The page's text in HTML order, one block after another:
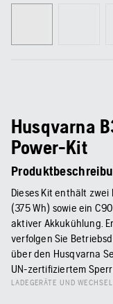
Husqvarna
Power-Kit
Dieses Kit enthält zwei
(375 Wh) sowie ein
aktiver Akkukühlung.
verfolgen Sie
über den Husqvarna
UN-zertifiziertem
LADEGERÄTE UND